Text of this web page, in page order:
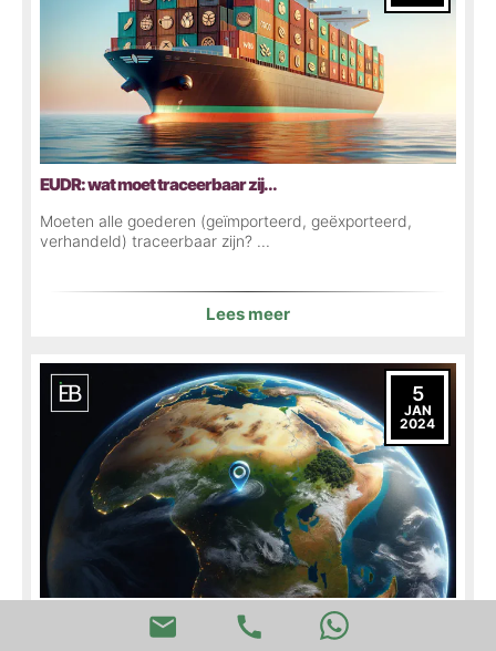
EUDR: wat moet traceerbaar zij...
Moeten alle goederen (geïmporteerd, geëxporteerd,
verhandeld) traceerbaar zijn? ...
Lees meer
5
JAN
2024
EUDR: coördinaten verzamelen